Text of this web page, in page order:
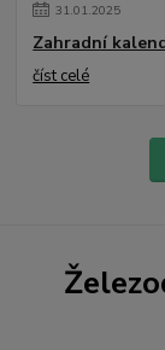
31.01.2025
Zahradní
číst celé